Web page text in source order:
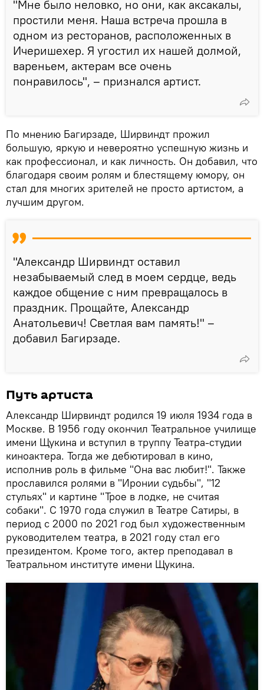
"Мне было неловко, но они, как аксакалы,
простили меня. Наша встреча прошла в
одном из ресторанов, расположенных в
Ичеришехер. Я угостил их нашей долмой,
вареньем, актерам все очень
понравилось", – признался артист.
По мнению Багирзаде, Ширвиндт прожил
большую, яркую и невероятно успешную жизнь и
как профессионал, и как личность. Он добавил, что
благодаря своим ролям и блестящему юмору, он
стал для многих зрителей не просто артистом, а
лучшим другом.
"Александр Ширвиндт оставил
незабываемый след в моем сердце, ведь
каждое общение с ним превращалось в
праздник. Прощайте, Александр
Анатольевич! Светлая вам память!" –
добавил Багирзаде.
Путь артиста
Александр Ширвиндт родился 19 июля 1934 года в
Москве. В 1956 году окончил Театральное училище
имени Щукина и вступил в труппу Театра-студии
киноактера. Тогда же дебютировал в кино,
исполнив роль в фильме "Она вас любит!". Также
прославился ролями в "Иронии судьбы", "12
стульях" и картине "Трое в лодке, не считая
собаки". С 1970 года служил в Театре Сатиры, в
период с 2000 по 2021 год был художественным
руководителем театра, в 2021 году стал его
президентом. Кроме того, актер преподавал в
Театральном институте имени Щукина.